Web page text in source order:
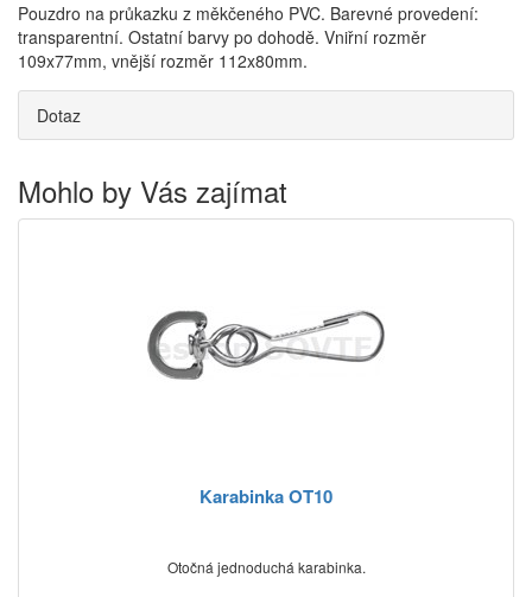
Pouzdro na průkazku z měkčeného PVC. Barevné provedení:
transparentní. Ostatní barvy po dohodě. Vniřní rozměr
109x77mm, vnější rozměr 112x80mm.
Dotaz
Mohlo by Vás zajímat
Karabinka OT10
Otočná jednoduchá karabinka.